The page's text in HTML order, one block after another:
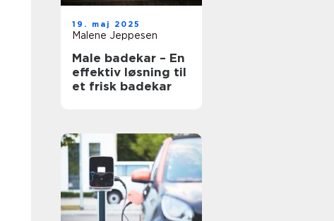
19. maj 2025
Malene Jeppesen
Male badekar – En
effektiv løsning til
et frisk badekar